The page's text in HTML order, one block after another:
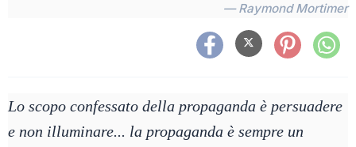
— Raymond Mortimer
Lo scopo confessato della propaganda è persuadere
e non illuminare... la propaganda è sempre un